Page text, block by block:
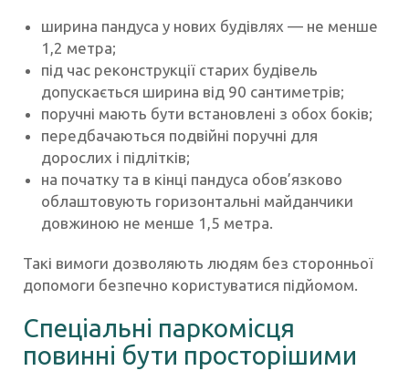
ширина пандуса у нових будівлях — не менше
1,2 метра;
під час реконструкції старих будівель
допускається ширина від 90 сантиметрів;
поручні мають бути встановлені з обох боків;
передбачаються подвійні поручні для
дорослих і підлітків;
на початку та в кінці пандуса обов’язково
облаштовують горизонтальні майданчики
довжиною не менше 1,5 метра.
Такі вимоги дозволяють людям без сторонньої
допомоги безпечно користуватися підйомом.
Спеціальні паркомісця
повинні бути просторішими